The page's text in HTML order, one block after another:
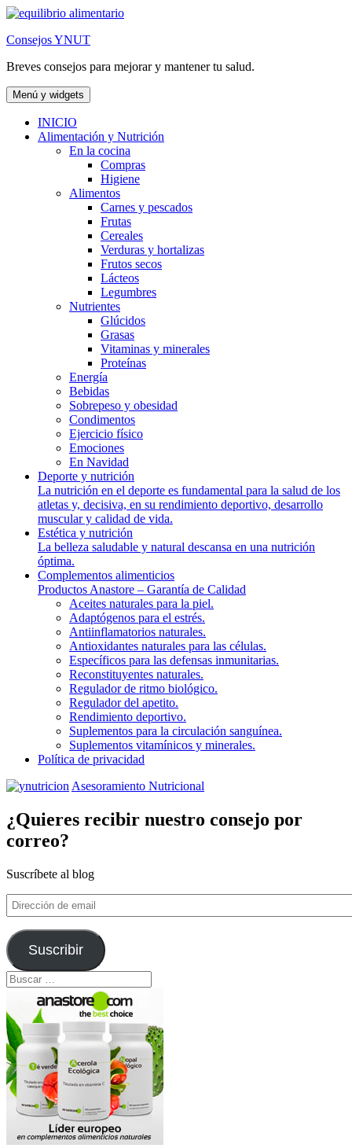
Saltar
contenido
Consejos YNUT
Breves consejos para mejorar y mantener tu salud.
Menú y widgets
INICIO
Alimentación y Nutrición
En la cocina
Compras
Higiene
Alimentos
Carnes y pescados
Frutas
Cereales
Verduras y hortalizas
Frutos secos
Lácteos
Legumbres
Nutrientes
Glúcidos
Grasas
Vitaminas y minerales
Proteínas
Energía
Bebidas
Sobrepeso y obesidad
Condimentos
Ejercicio físico
Emociones
En Navidad
Deporte y nutrición
La nutrición en el deporte es fundamental para la salud de los
atletas y, decisiva, en su rendimiento deportivo, desarrollo
muscular y calidad de vida.
Estética y nutrición
La belleza saludable y natural descansa en una nutrición
óptima.
Complementos alimenticios
Productos Anastore – Garantía de Calidad
Aceites naturales para la piel.
Adaptógenos para el estrés.
Antiinflamatorios naturales.
Antioxidantes naturales para las células.
Específicos para las defensas inmunitarias.
Reconstituyentes naturales.
Regulador de ritmo biológico.
Regulador del apetito.
Rendimiento deportivo.
Suplementos para la circulación sanguínea.
Suplementos vitamínicos y minerales.
Política de privacidad
Asesoramiento Nutricional
¿Quieres recibir nuestro consejo por
correo?
Suscríbete al blog
Dirección
de
email
Suscribir
Buscar: